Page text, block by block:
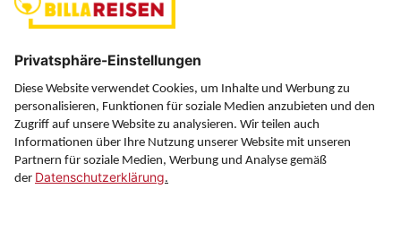
Über uns
Service
Information
Folgen Sie uns auf